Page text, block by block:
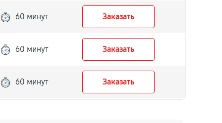
60 минут Заказать
60 минут Заказать
60 минут Заказать